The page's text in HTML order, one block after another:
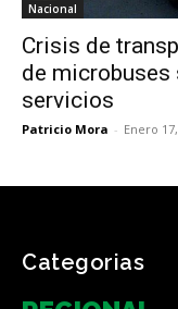
Nacional
Crisis de
de microbuses
servicios
Patricio Mora - Enero
Categorias